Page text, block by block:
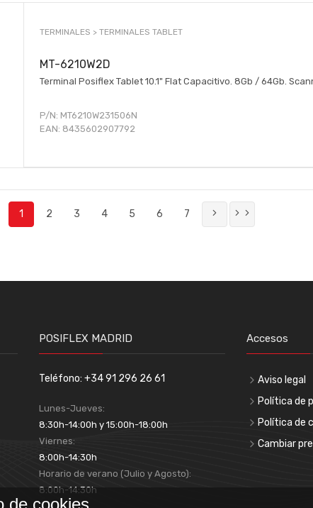
TERMINALES > TERMINALES TABLET
MT-6210W2D
Terminal Posiflex Tablet 10.1" Flat Capacitivo. 8Gb / 64Gb.
P/N: MT6210W231506N
EAN: 8435602907792
1 2 3 4 5 6 7
POSIFLEX MADRID
Teléfono: +34 91 296 26 61
Lunes-Jueves:
8:30h-14:00h y 15:00h-18:00h
Viernes:
8:00h-14:30h
Horario de verano (Julio y Agosto):
8:00h-14:30h
Accesos
Aviso legal
Política de
Política de
Cambiar
de cookies